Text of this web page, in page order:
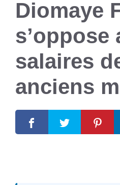
Diomaye
s’oppose
salaires
anciens